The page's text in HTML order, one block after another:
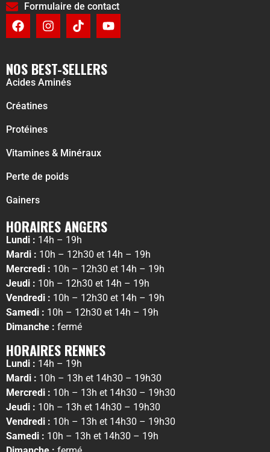
Formulaire de contact
NOS BEST-SELLERS
Acides Aminés
Créatines
Protéines
Vitamines & Minéraux
Perte de poids
Gainers
HORAIRES ANGERS
Lundi : 14h – 19h
Mardi : 10h – 12h30 et 14h – 19h
Mercredi : 10h – 12h30 et 14h – 19h
Jeudi : 10h – 12h30 et 14h – 19h
Vendredi : 10h – 12h30 et 14h – 19h
Samedi : 10h – 12h30 et 14h – 19h
Dimanche : fermé
HORAIRES RENNES
Lundi : 14h – 19h
Mardi : 10h – 13h et 14h30 – 19h30
Mercredi : 10h – 13h et 14h30 – 19h30
Jeudi : 10h – 13h et 14h30 – 19h30
Vendredi : 10h – 13h et 14h30 – 19h30
Samedi : 10h – 13h et 14h30 – 19h